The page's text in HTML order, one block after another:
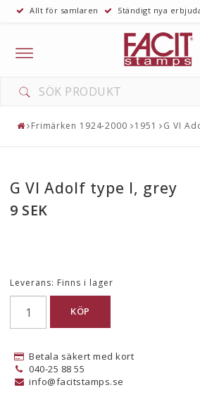
Allt för samlaren Ständigt nya
Toggle
navigation
Frimärken 1924-2000 1951 G VI
G VI Adolf type I, grey
9 SEK
Leverans: Finns i lager
KÖP
Betala säkert med kort
040-25 88 55
info@facitstamps.se